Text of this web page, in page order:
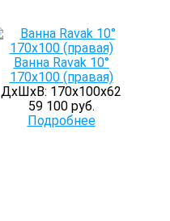
Ванна Ravak 10°
170х100 (правая)
ДхШхВ: 170х100х62
59 100 руб.
Подробнее